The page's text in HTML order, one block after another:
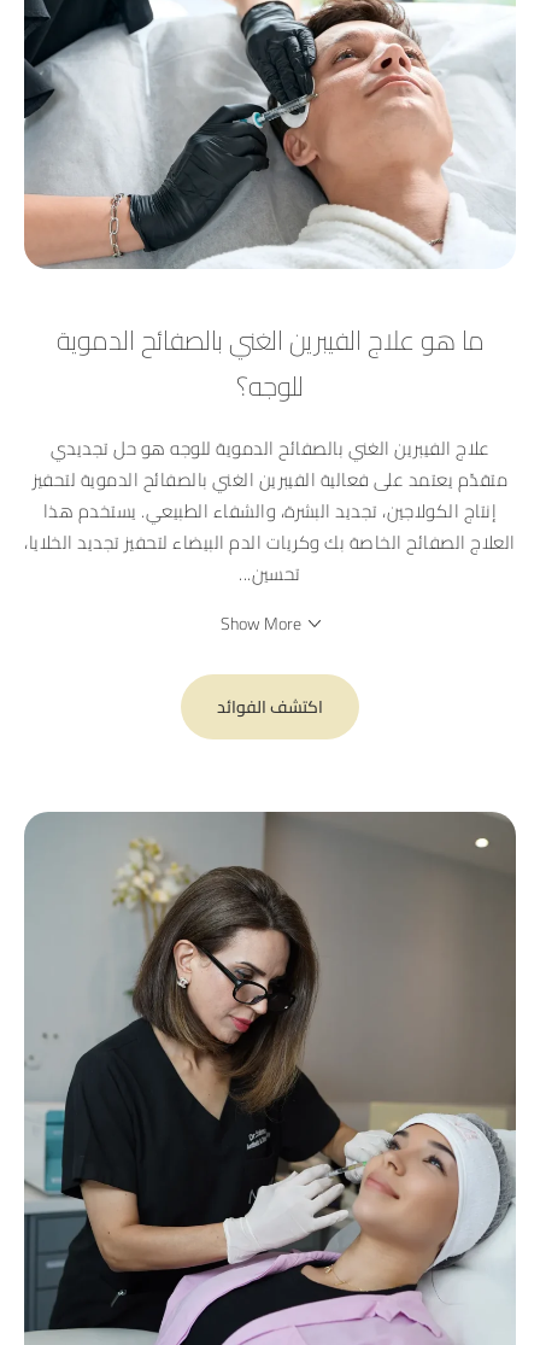
ما هو علاج الفيبرين الغني بالصفائح الدموية
للوجه؟
علاج الفيبرين الغني بالصفائح الدموية للوجه هو حل تجديدي
متقدّم يعتمد على فعالية الفيبرين الغني بالصفائح الدموية لتحفيز
إنتاج الكولاجين، تجديد البشرة، والشفاء الطبيعي. يستخدم هذا
العلاج الصفائح الخاصة بك وكريات الدم البيضاء لتحفيز تجديد الخلايا،
تحسين...
Show More
اكتشف الفوائد